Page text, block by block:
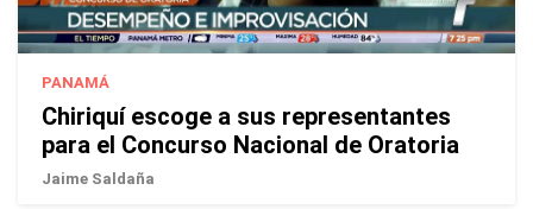
PANAMÁ
Chiriquí escoge a sus representantes
para el Concurso Nacional de Oratoria
Jaime Saldaña